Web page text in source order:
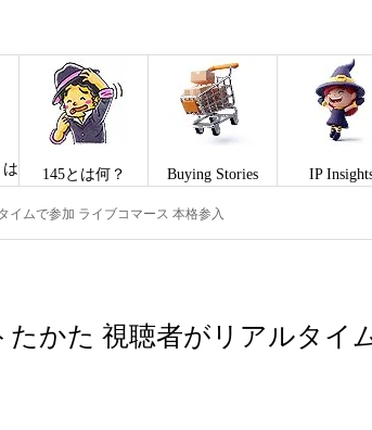
は 145とは何？ Buying Stories IP
イムで参加 ライブコマース 本格参入
かた 視聴者がリアルタイ